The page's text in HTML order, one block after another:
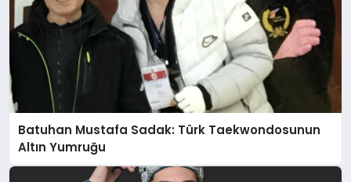
Batuhan Mustafa Sadak: Türk Taekwondosunun
Altın Yumruğu